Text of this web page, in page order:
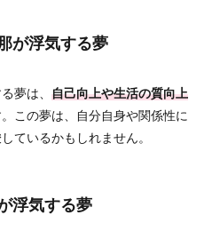
が浮気する夢
夢は、 自己向上や生活の質向上
この夢は、自分自身や関係性に
ているかもしれません。
浮気する夢